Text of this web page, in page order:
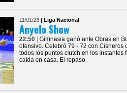
11/01/26 | Liga Nacional
Anyelo Show
22:50
| Gimnasia ganó ante Obras en
ofensivo. Celebró 79 - 72 con Cisneros
todos los puntos clutch en los instantes
caída en casa. El repaso.